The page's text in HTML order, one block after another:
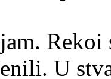
Rekoi
U